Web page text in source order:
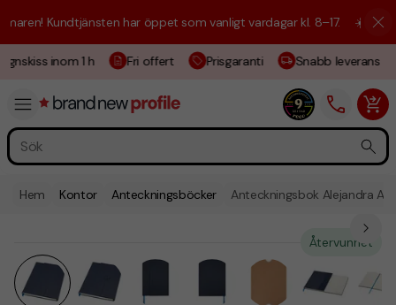
Kundtjänsten har öppet som vanligt vardagar kl. 8–17. ☀️ Vi är
inom 1 h Fri offert Prisgaranti Snabb leverans
Hem Kontor Anteckningsböcker Anteckningsbok Alejandra A5
Återvunnet